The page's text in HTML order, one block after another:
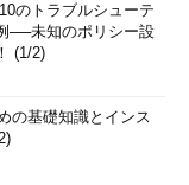
のトラブルシューテ
──未知のポリシー設
(1/2)
の基礎知識とインス